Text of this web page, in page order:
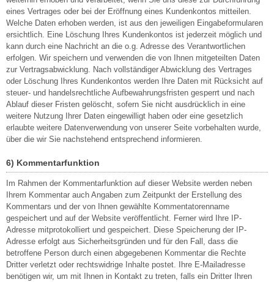
eines Vertrages oder bei der Eröffnung eines Kundenkontos mitteilen.
Welche Daten erhoben werden, ist aus den jeweiligen Eingabeformularen
ersichtlich. Eine Löschung Ihres Kundenkontos ist jederzeit möglich und
kann durch eine Nachricht an die o.g. Adresse des Verantwortlichen
erfolgen. Wir speichern und verwenden die von Ihnen mitgeteilten Daten
zur Vertragsabwicklung. Nach vollständiger Abwicklung des Vertrages
oder Löschung Ihres Kundenkontos werden Ihre Daten mit Rücksicht auf
steuer- und handelsrechtliche Aufbewahrungsfristen gesperrt und nach
Ablauf dieser Fristen gelöscht, sofern Sie nicht ausdrücklich in eine
weitere Nutzung Ihrer Daten eingewilligt haben oder eine gesetzlich
erlaubte weitere Datenverwendung von unserer Seite vorbehalten wurde,
über die wir Sie nachstehend entsprechend informieren.
6) Kommentarfunktion
Im Rahmen der Kommentarfunktion auf dieser Website werden neben
Ihrem Kommentar auch Angaben zum Zeitpunkt der Erstellung des
Kommentars und der von Ihnen gewählte Kommentatorenname
gespeichert und auf der Website veröffentlicht. Ferner wird Ihre IP-
Adresse mitprotokolliert und gespeichert. Diese Speicherung der IP-
Adresse erfolgt aus Sicherheitsgründen und für den Fall, dass die
betroffene Person durch einen abgegebenen Kommentar die Rechte
Dritter verletzt oder rechtswidrige Inhalte postet. Ihre E-Mailadresse
benötigen wir, um mit Ihnen in Kontakt zu treten, falls ein Dritter Ihren